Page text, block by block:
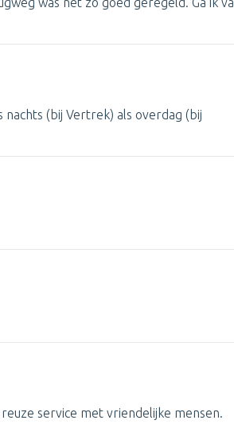
nachts (bij Vertrek) als overdag (bij
service met vriendelijke mensen.